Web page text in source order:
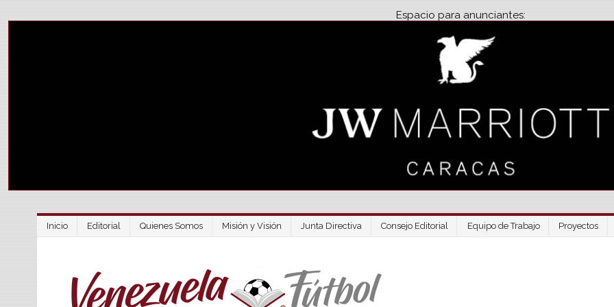
Espacio para anunciantes:
Inicio Editorial Quienes Somos Misión y Visión Junta Directiva Consejo Editorial Equipo de Trabajo Proyectos